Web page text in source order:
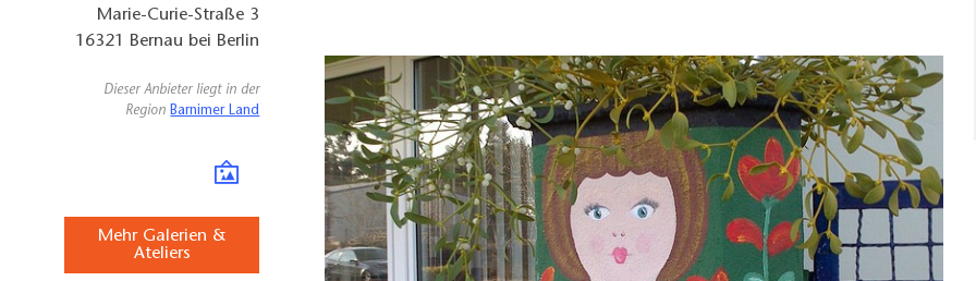
Marie-Curie-Straße 3
16321 Bernau bei Berlin
Dieser Anbieter liegt in der
Region Barnimer Land
Mehr Galerien &
Ateliers